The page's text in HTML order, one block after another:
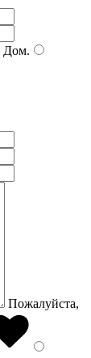
Дом.
Пожалуйста,